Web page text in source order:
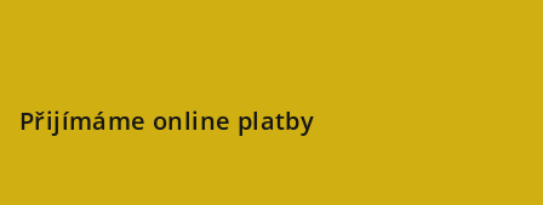
Přijímáme online platby